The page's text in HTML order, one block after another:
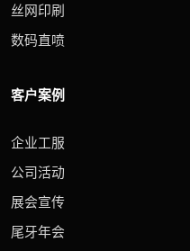
丝网印刷
数码直喷
客户案例
企业工服
公司活动
展会宣传
尾牙年会